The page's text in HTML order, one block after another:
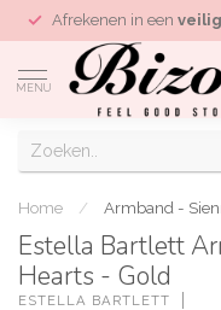
Afrekenen in een
MENU
Home / Armband -
Estella Bartlett
Hearts - Gold
ESTELLA BARTLETT